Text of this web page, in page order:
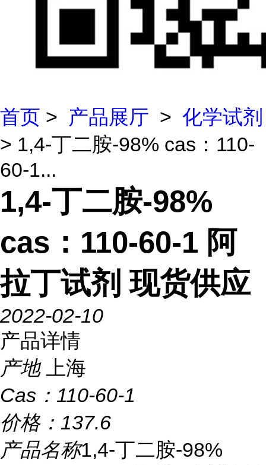
首页 > 产品展厅 > 化学试剂
> 1,4-丁二胺-98% cas：110-
60-1...
1,4-丁二胺-98%
cas：110-60-1 阿
拉丁试剂 现货供应
2022-02-10
产品详情
产地
上海
Cas： 110-60-1
价格： 137.6
产品名称1,4-丁二胺-98%